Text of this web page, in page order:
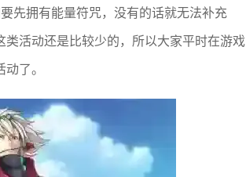
先拥有能量符咒，没有的话就无法补充
活动还是比较少的，所以大家平时在游戏
了。